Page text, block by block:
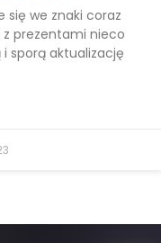
we znaki coraz
z prezentami nieco
sporą aktualizację